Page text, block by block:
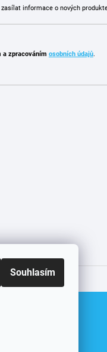
Souhlasím
informace o nových
a zpracováním osobních údajů.